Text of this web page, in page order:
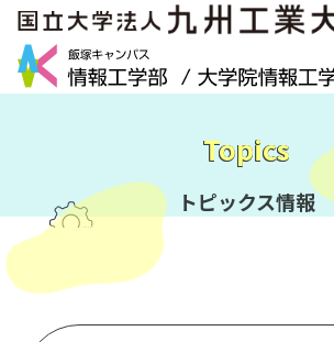
Topics
トピックス情報